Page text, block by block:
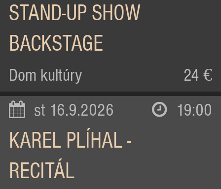
STAND-UP SHOW
BACKSTAGE
Dom kultúry 24 €
st 16.9.2026 19:00
KAREL PLÍHAL -
RECITÁL